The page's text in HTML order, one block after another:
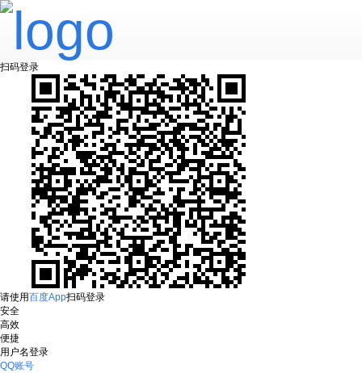
扫码登录
请使用百度App扫码登录
安全
高效
便捷
用户名登录
QQ账号